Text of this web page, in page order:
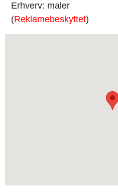
Erhverv: maler
(Reklamebeskyttet)